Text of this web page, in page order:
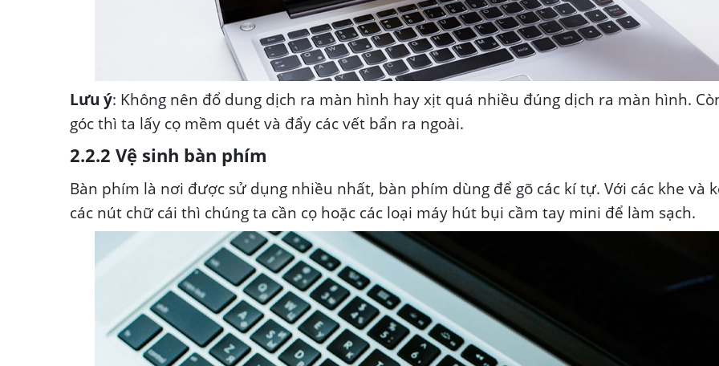
Lưu ý: Không nên đổ dung dịch ra màn hình hay xịt quá nhiều đúng dịch ra màn hình.
góc thì ta lấy cọ mềm quét và đẩy các vết bẩn ra ngoài.
2.2.2 Vệ sinh bàn phím
Bàn phím là nơi được sử dụng nhiều nhất, bàn phím dùng để gõ các kí tự. Với các khe và
các nút chữ cái thì chúng ta cần cọ hoặc các loại máy hút bụi cầm tay mini để làm sạch.